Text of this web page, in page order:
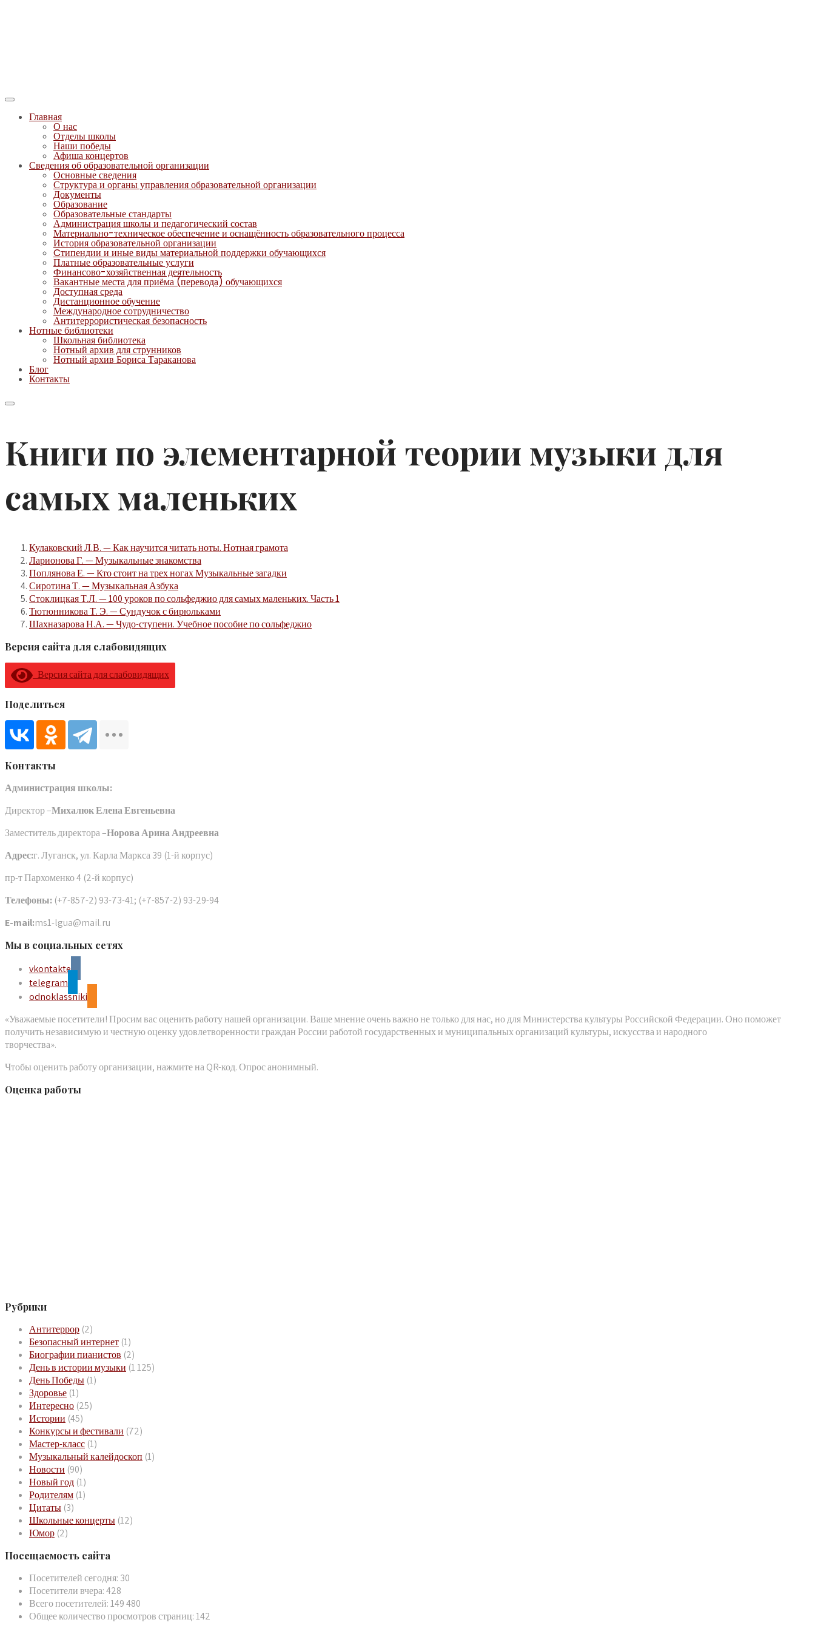
Главная
О нас
Отделы школы
Наши победы
Афиша концертов
Сведения об образовательной организации
Основные сведения
Структура и органы управления образовательной организации
Документы
Образование
Образовательные стандарты
Администрация школы и педагогический состав
Материально-техническое обеспечение и оснащённость образовательного процесса
История образовательной организации
Cтипендии и иные виды материальной поддержки обучающихся
Платные образовательные услуги
Финансово-хозяйственная деятельность
Вакантные места для приёма (перевода) обучающихся
Доступная среда
Дистанционное обучение
Международное сотрудничество
Антитеррористическая безопасность
Нотные библиотеки
Школьная библиотека
Нотный архив для струнников
Нотный архив Бориса Тараканова
Блог
Контакты
Книги по элементарной теории музыки для
самых маленьких
Кулаковский Л.В. — Как научится читать ноты. Нотная грамота
Ларионова Г. — Музыкальные знакомства
Поплянова Е. — Кто стоит на трех ногах Музыкальные загадки
Сиротина Т. — Музыкальная Азбука
Стоклицкая Т.Л. — 100 уроков по сольфеджио для самых маленьких. Часть 1
Тютюнникова Т. Э. — Сундучок с бирюльками
Шахназарова Н.А. — Чудо-ступени. Учебное пособие по сольфеджио
Версия сайта для слабовидящих
Версия сайта для слабовидящих
Поделиться
Контакты
Администрация школы:
Директор –Михалюк Елена Евгеньевна
Заместитель директора –Норова Арина Андреевна
Адрес:г. Луганск, ул. Карла Маркса 39 (1-й корпус)
пр-т Пархоменко 4 (2-й корпус)
Телефоны: (+7-857-2) 93-73-41; (+7-857-2) 93-29-94
E-mail:ms1-lgua@mail.ru
Мы в социальных сетях
vkontakte
telegram
odnoklassniki
«Уважаемые посетители! Просим вас оценить работу нашей организации. Ваше мнение очень важно не только для нас, но для Министерства культуры Российской Федерации. Оно поможет
получить независимую и честную оценку удовлетворенности граждан России работой государственных и муниципальных организаций культуры, искусства и народного
творчества».
Чтобы оценить работу организации, нажмите на QR-код. Опрос анонимный.
Оценка работы
Рубрики
Антитеррор (2)
Безопасный интернет (1)
Биографии пианистов (2)
День в истории музыки (1 125)
День Победы (1)
Здоровье (1)
Интересно (25)
Истории (45)
Конкурсы и фестивали (72)
Мастер-класс (1)
Музыкальный калейдоскоп (1)
Новости (90)
Новый год (1)
Родителям (1)
Цитаты (3)
Школьные концерты (12)
Юмор (2)
Посещаемость сайта
Посетителей сегодня: 30
Посетители вчера:428
Всего посетителей:149 480
Общее количество просмотров страниц:142